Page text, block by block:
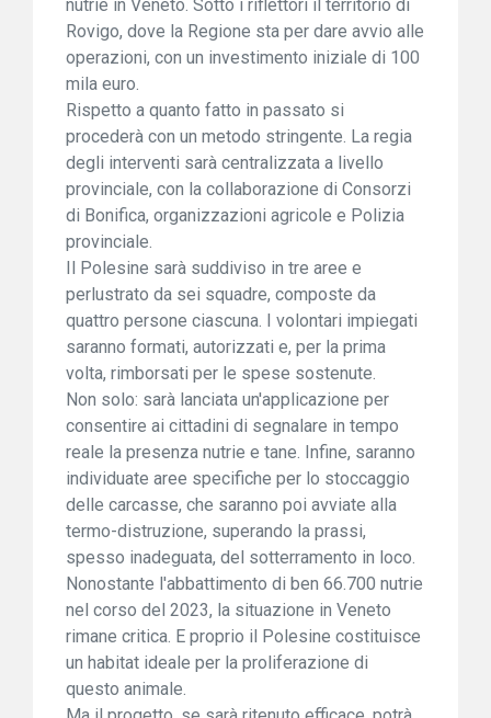
nutrie in Veneto. Sotto i riflettori il territorio di
Rovigo, dove la Regione sta per dare avvio alle
operazioni, con un investimento iniziale di 100
mila euro.
Rispetto a quanto fatto in passato si
procederà con un metodo stringente. La regia
degli interventi sarà centralizzata a livello
provinciale, con la collaborazione di Consorzi
di Bonifica, organizzazioni agricole e Polizia
provinciale.
Il Polesine sarà suddiviso in tre aree e
perlustrato da sei squadre, composte da
quattro persone ciascuna. I volontari impiegati
saranno formati, autorizzati e, per la prima
volta, rimborsati per le spese sostenute.
Non solo: sarà lanciata un'applicazione per
consentire ai cittadini di segnalare in tempo
reale la presenza nutrie e tane. Infine, saranno
individuate aree specifiche per lo stoccaggio
delle carcasse, che saranno poi avviate alla
termo-distruzione, superando la prassi,
spesso inadeguata, del sotterramento in loco.
Nonostante l'abbattimento di ben 66.700 nutrie
nel corso del 2023, la situazione in Veneto
rimane critica. E proprio il Polesine costituisce
un habitat ideale per la proliferazione di
questo animale.